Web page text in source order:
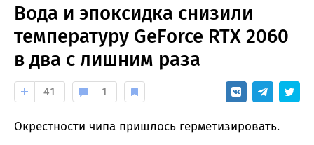
Вода и эпоксидка снизили
температуру GeForce RTX 2060
в два с лишним раза
41 1
Окрестности чипа пришлось герметизировать.